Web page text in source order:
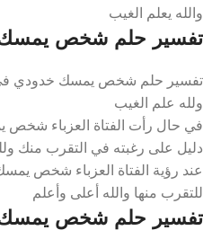
والله يعلم الغيب
تفسير حلم شخص يمسك
تفسير حلم شخص يمسك خدودي في
ولله علم الغيب
في حال رأت الفتاة العزباء شخص
دليل على رغبته في التقرب منك
عند رؤية الفتاة العزباء شخص
للتقرب منها والله أعلى وأعلم
تفسير حلم شخص يمسك